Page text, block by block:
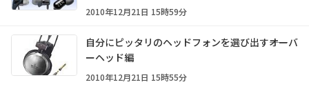
2010年12月21日 15時59分
自分にピッタリのヘッドフォンを選び出す――オーバ
ーヘッド編
2010年12月21日 15時55分